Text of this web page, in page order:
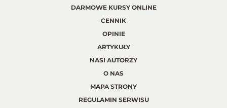
DARMOWE KURSY ONLINE
CENNIK
OPINIE
ARTYKUŁY
NASI AUTORZY
O NAS
MAPA STRONY
REGULAMIN SERWISU